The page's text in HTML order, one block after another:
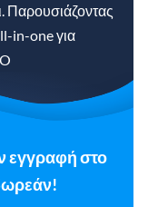
Παρουσιάζοντας
in-one για
εγγραφή στο